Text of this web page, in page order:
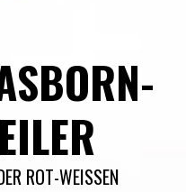
ROT-WEISSEN